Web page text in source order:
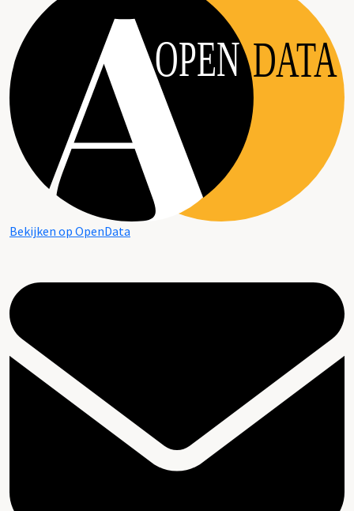
OPEN DATA
Bekijken op OpenData